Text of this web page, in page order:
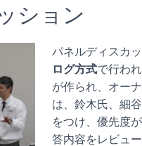
ション
パネルディスカ
ログ方式で行わ
が作られ、オー
は、鈴木氏、細
をつけ、優先度
答内容をレビュ